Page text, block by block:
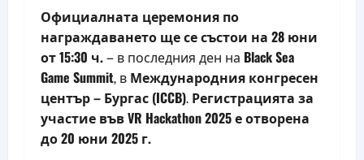
Официалната церемония по
награждаването ще се състои на 28 юни
от 15:30 ч.– в последния ден на Black Sea
Game Summit, в Международния конгресен
център – Бургас (ICCB). Регистрацията за
участие във VR Hackathon 2025 е отворена
до 20 юни 2025 г.